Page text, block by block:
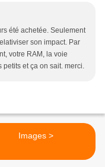
été achetée. Seulement
son impact. Par
votre RAM, la voie
et ça on sait. merci.
Images >